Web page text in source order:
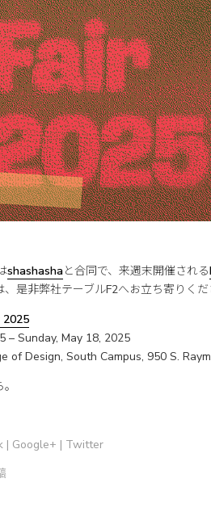
shashashaと合同で、来週末開催される
是非弊社テーブルF2へお立ち寄りくだ
2025
– Sunday, May 18, 2025
of Design, South Campus, 950 S.
| Google+ | Twitter